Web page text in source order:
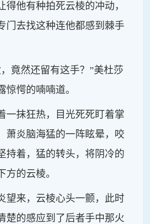
得他有种拍死云棱的冲动，
门去找这种连他都感到棘手
竟然还留有这手？”美杜莎
惊愕的喃喃道。
一抹狂热，目光死死盯着掌
萧炎脑海猛的一阵眩晕，咬
持着，猛的转头，将阴冷的
方的云棱。
望来，云棱心头一颤，此时
楚的感应到了后者手中那火